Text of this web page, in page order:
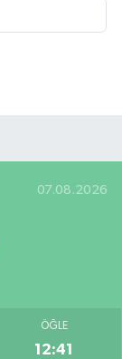
07.08.2026
ÖĞLE
12:41